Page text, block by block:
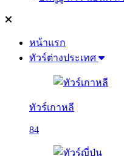
หน้าแรก
ทัวร์ต่างประเทศ
ทัวร์เกาหลี
84